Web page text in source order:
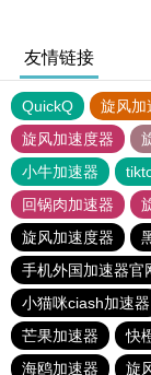
友情链接
QuickQ 旋风加
旋风加速度器
小牛加速器
回锅肉加速器
旋风加速度器
手机外国加速器官
小猫咪ciash加速器
芒果加速器
快
海鸥加速器
旋